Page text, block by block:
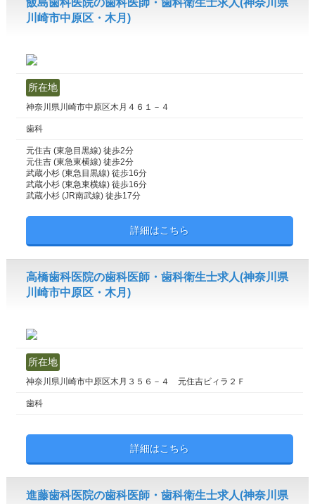
飯島歯科医院の歯科医師・歯科衛生士求人(神奈川県
川崎市中原区・木月)
所在地
神奈川県川崎市中原区木月４６１－４
歯科
元住吉 (東急目黒線) 徒歩2分
元住吉 (東急東横線) 徒歩2分
武蔵小杉 (東急目黒線) 徒歩16分
武蔵小杉 (東急東横線) 徒歩16分
武蔵小杉 (JR南武線) 徒歩17分
詳細はこちら
高橋歯科医院の歯科医師・歯科衛生士求人(神奈川県
川崎市中原区・木月)
所在地
神奈川県川崎市中原区木月３５６－４ 元住吉ビィラ２Ｆ
歯科
詳細はこちら
進藤歯科医院の歯科医師・歯科衛生士求人(神奈川県